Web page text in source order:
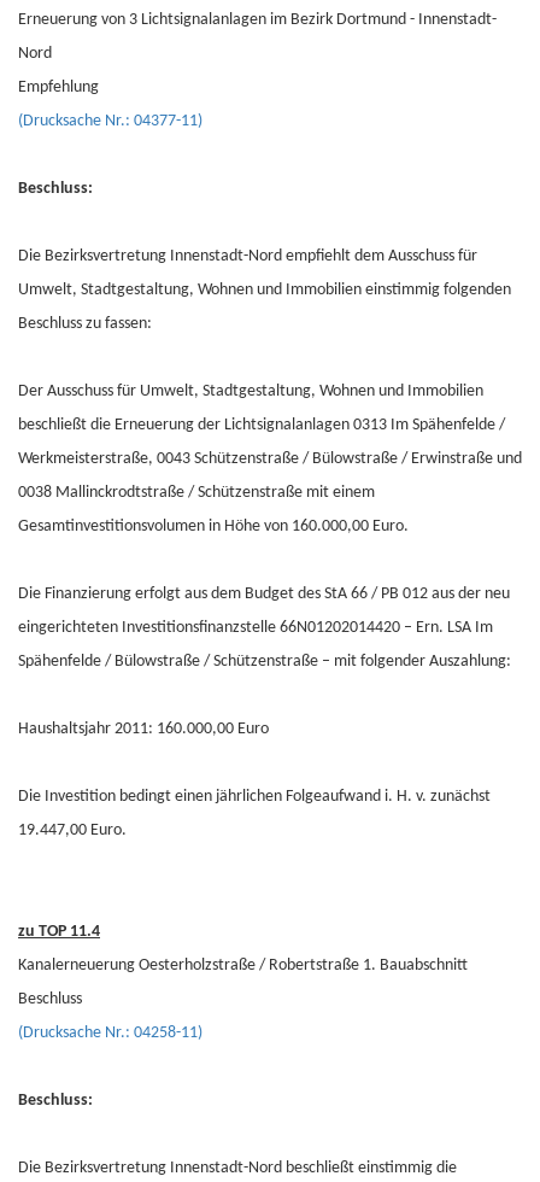
Erneuerung von 3 Lichtsignalanlagen im Bezirk Dortmund - Innenstadt-
Nord
Empfehlung
(Drucksache Nr.: 04377-11)
Beschluss:
Die Bezirksvertretung Innenstadt-Nord empfiehlt dem Ausschuss für
Umwelt, Stadtgestaltung, Wohnen und Immobilien einstimmig folgenden
Beschluss zu fassen:
Der Ausschuss für Umwelt, Stadtgestaltung, Wohnen und Immobilien
beschließt die Erneuerung der Lichtsignalanlagen 0313 Im Spähenfelde /
Werkmeisterstraße, 0043 Schützenstraße / Bülowstraße / Erwinstraße und
0038 Mallinckrodtstraße / Schützenstraße mit einem
Gesamtinvestitionsvolumen in Höhe von 160.000,00 Euro.
Die Finanzierung erfolgt aus dem Budget des StA 66 / PB 012 aus der neu
eingerichteten Investitionsfinanzstelle 66N01202014420 – Ern. LSA Im
Spähenfelde / Bülowstraße / Schützenstraße – mit folgender Auszahlung:
Haushaltsjahr 2011: 160.000,00 Euro
Die Investition bedingt einen jährlichen Folgeaufwand i. H. v. zunächst
19.447,00 Euro.
zu TOP 11.4
Kanalerneuerung Oesterholzstraße / Robertstraße 1. Bauabschnitt
Beschluss
(Drucksache Nr.: 04258-11)
Beschluss:
Die Bezirksvertretung Innenstadt-Nord beschließt einstimmig die